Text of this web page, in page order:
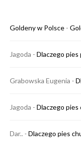
Goldeny w Polsce -
Jagoda - Dlaczego
Grabowska Eugenia -
Jagoda - Dlaczego
Dar.. - Dlaczego pies